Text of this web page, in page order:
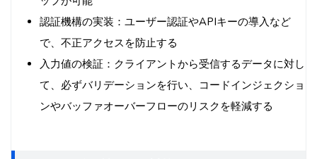
認証機構の実装：ユーザー認証やAPIキーの導入など
で、不正アクセスを防止する
入力値の検証：クライアントから受信するデータに対し
て、必ずバリデーションを行い、コードインジェクショ
ンやバッファオーバーフローのリスクを軽減する